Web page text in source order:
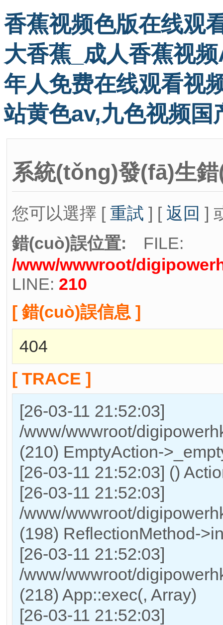
香蕉视频色版在线观
大香蕉_成人香蕉视
年人免费在线观看视
站黄色av,九色视频国
系統(tǒng)發(fā)生
您可以選擇 [ 重試 ] [ 返回 ]
錯(cuò)誤位置: FILE:
/www/wwwroot/
LINE: 210
[ 錯(cuò)誤信息 ]
404
[ TRACE ]
[26-03-11 21:52:03]
/www/wwwroot/
(210) EmptyAction-
[26-03-11 21:52:03] ()
[26-03-11 21:52:03]
/www/wwwroot/
(198) ReflectionMethod-
[26-03-11 21:52:03]
/www/wwwroot/
(218) App::exec(, Array)
[26-03-11 21:52:03]